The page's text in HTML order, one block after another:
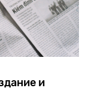
и